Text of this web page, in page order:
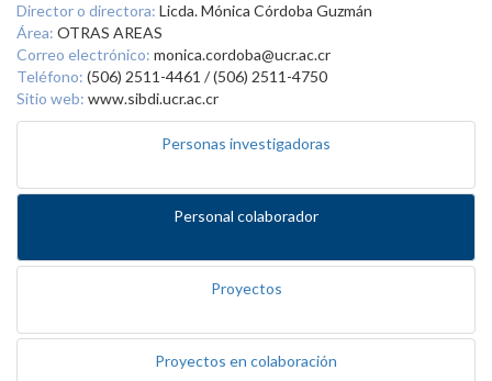
Director o directora: Licda. Mónica Córdoba Guzmán
Área: OTRAS AREAS
Correo electrónico: monica.cordoba@ucr.ac.cr
Teléfono: (506) 2511-4461 / (506) 2511-4750
Sitio web: www.sibdi.ucr.ac.cr
Personas investigadoras
Personal colaborador
Proyectos
Proyectos en colaboración